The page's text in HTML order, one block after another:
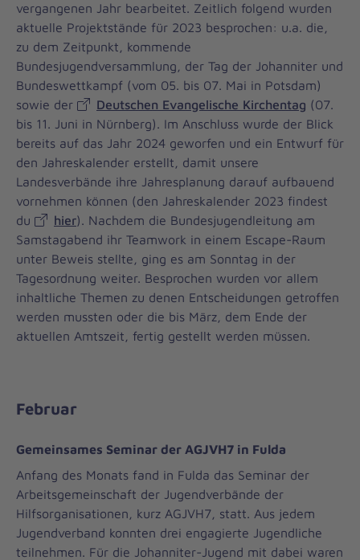
vergangenen Jahr bearbeitet. Zeitlich folgend wurden
aktuelle Projektstände für 2023 besprochen: u.a. die,
zu dem Zeitpunkt, kommende
Bundesjugendversammlung, der Tag der Johanniter und
Bundeswettkampf (vom 05. bis 07. Mai in Potsdam)
sowie der
Deutschen Evangelische Kirchentag (07.
bis 11. Juni in Nürnberg). Im Anschluss wurde der Blick
bereits auf das Jahr 2024 geworfen und ein Entwurf für
den Jahreskalender erstellt, damit unsere
Landesverbände ihre Jahresplanung darauf aufbauend
vornehmen können (den Jahreskalender 2023 findest
du
hier). Nachdem die Bundesjugendleitung am
Samstagabend ihr Teamwork in einem Escape-Raum
unter Beweis stellte, ging es am Sonntag in der
Tagesordnung weiter. Besprochen wurden vor allem
inhaltliche Themen zu denen Entscheidungen getroffen
werden mussten oder die bis März, dem Ende der
aktuellen Amtszeit, fertig gestellt werden müssen.
Februar
Gemeinsames Seminar der AGJVH7 in Fulda
Anfang des Monats fand in Fulda das Seminar der
Arbeitsgemeinschaft der Jugendverbände der
Hilfsorganisationen, kurz AGJVH7, statt. Aus jedem
Jugendverband konnten drei engagierte Jugendliche
teilnehmen. Für die Johanniter-Jugend mit dabei waren